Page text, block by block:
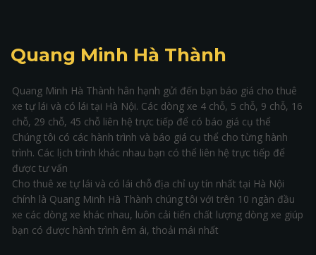
Quang Minh Hà Thành
Quang Minh Hà Thành hân hạnh gửi đến bạn báo giá cho thuê
xe tự lái và có lái tại Hà Nội. Các dòng xe 4 chỗ, 5 chỗ, 9 chỗ, 16
chỗ, 29 chỗ, 45 chỗ liên hệ trực tiếp để có báo giá cụ thể
Chúng tôi có các hành trình và báo giá cụ thể cho từng hành
trình. Các lịch trình khác nhau bạn có thể liên hệ trực tiếp để
được tư vấn
Cho thuê xe tự lái và có lái chỗ địa chỉ uy tín nhất tại Hà Nội
chính là Quang Minh Hà Thành chúng tôi với trên 10 ngàn đầu
xe các dòng xe khác nhau, luôn cải tiến chất lượng dòng xe giúp
bạn có được hành trình êm ái, thoải mái nhất